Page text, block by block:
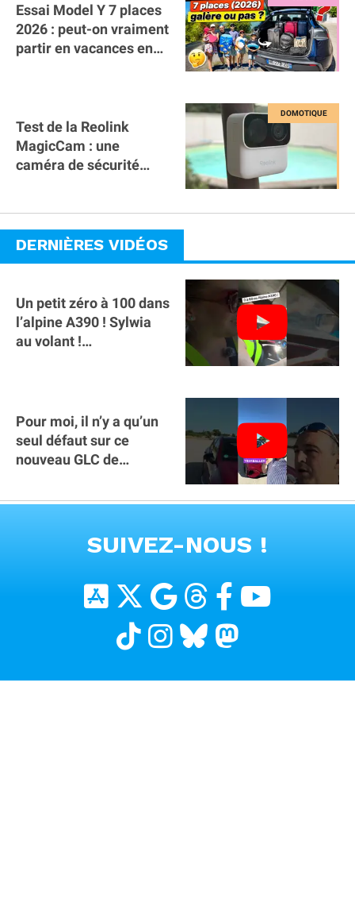
Essai Model Y 7 places
2026 : peut-on vraiment
partir en vacances en
Test de la Reolink
MagicCam : une
caméra de sécurité
DERNIÈRES VIDÉOS
Un petit zéro à 100 dans
l’alpine A390 ￼! Sylwia
au volant !
Pour moi, il n’y a qu’un
seul défaut sur ce
nouveau GLC de
clé sur téléphone
SUIVEZ-NOUS !